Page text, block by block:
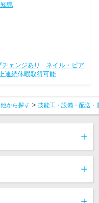
県
ェンジあり
ネイル・ピア
連続休暇取得可能
から探す 技能工・設備・配送・